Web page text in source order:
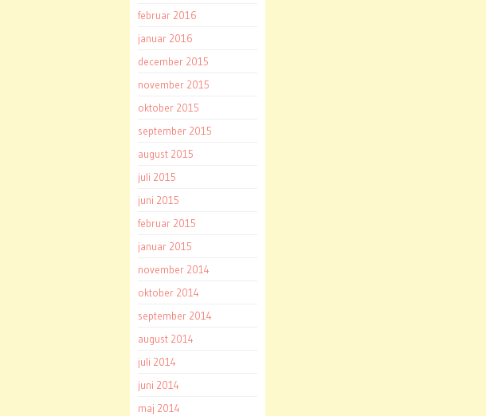
februar 2016
januar 2016
december 2015
november 2015
oktober 2015
september 2015
august 2015
juli 2015
juni 2015
februar 2015
januar 2015
november 2014
oktober 2014
september 2014
august 2014
juli 2014
juni 2014
maj 2014